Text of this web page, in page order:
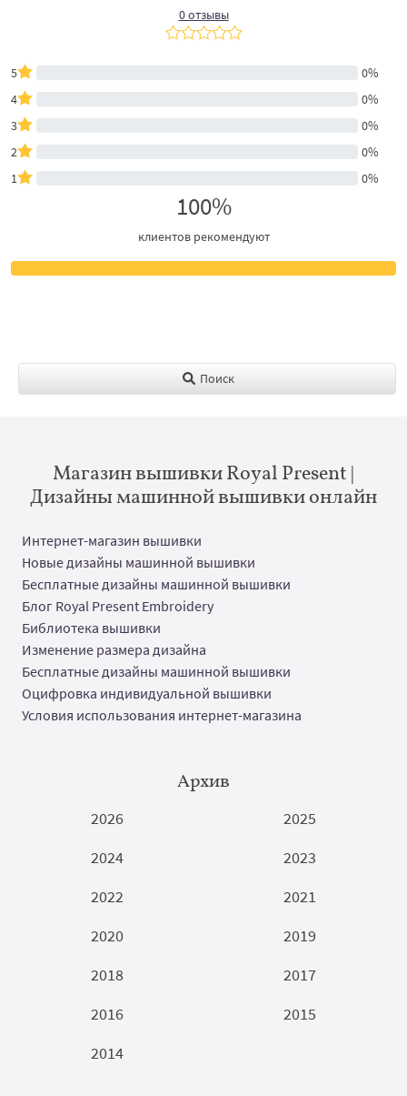
0 отзывы
5
0%
4
0%
3
0%
2
0%
1
0%
100%
клиентов рекомендуют
Поиск
Магазин вышивки Royal Present |
Дизайны машинной вышивки онлайн
Интернет-магазин вышивки
Новые дизайны машинной вышивки
Бесплатные дизайны машинной вышивки
Блог Royal Present Embroidery
Библиотека вышивки
Изменение размера дизайна
Бесплатные дизайны машинной вышивки
Оцифровка индивидуальной вышивки
Условия использования интернет-магазина
Архив
2026
2025
2024
2023
2022
2021
2020
2019
2018
2017
2016
2015
2014